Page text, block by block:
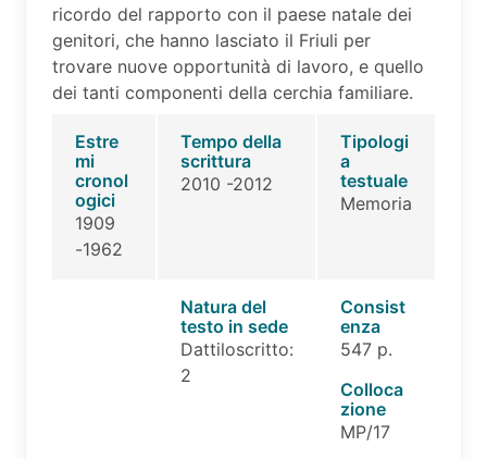
ricordo del rapporto con il paese natale dei
genitori, che hanno lasciato il Friuli per
trovare nuove opportunità di lavoro, e quello
dei tanti componenti della cerchia familiare.
Estre
mi
cronol
ogici
1909
-1962
Tempo della
scrittura
2010 -2012
Tipologi
a
testuale
Memoria
Natura del
testo in sede
Dattiloscritto:
2
Consist
enza
547 p.
Colloca
zione
MP/17